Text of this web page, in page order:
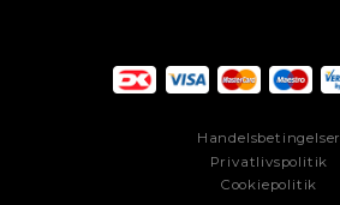
Handelsbetingelser
Privatlivspolitik
Cookiepolitik